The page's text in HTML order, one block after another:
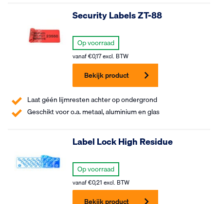
Laat géén lijmresten achter op ondergrond
Geschikt voor o.a. metaal, aluminium en glas
Security Labels ZT-88
Op voorraad
vanaf€0,17excl. BTW
Bekijk product
Label Lock High Residue
Op voorraad
vanaf€0,21 excl. BTW
Bekijk product